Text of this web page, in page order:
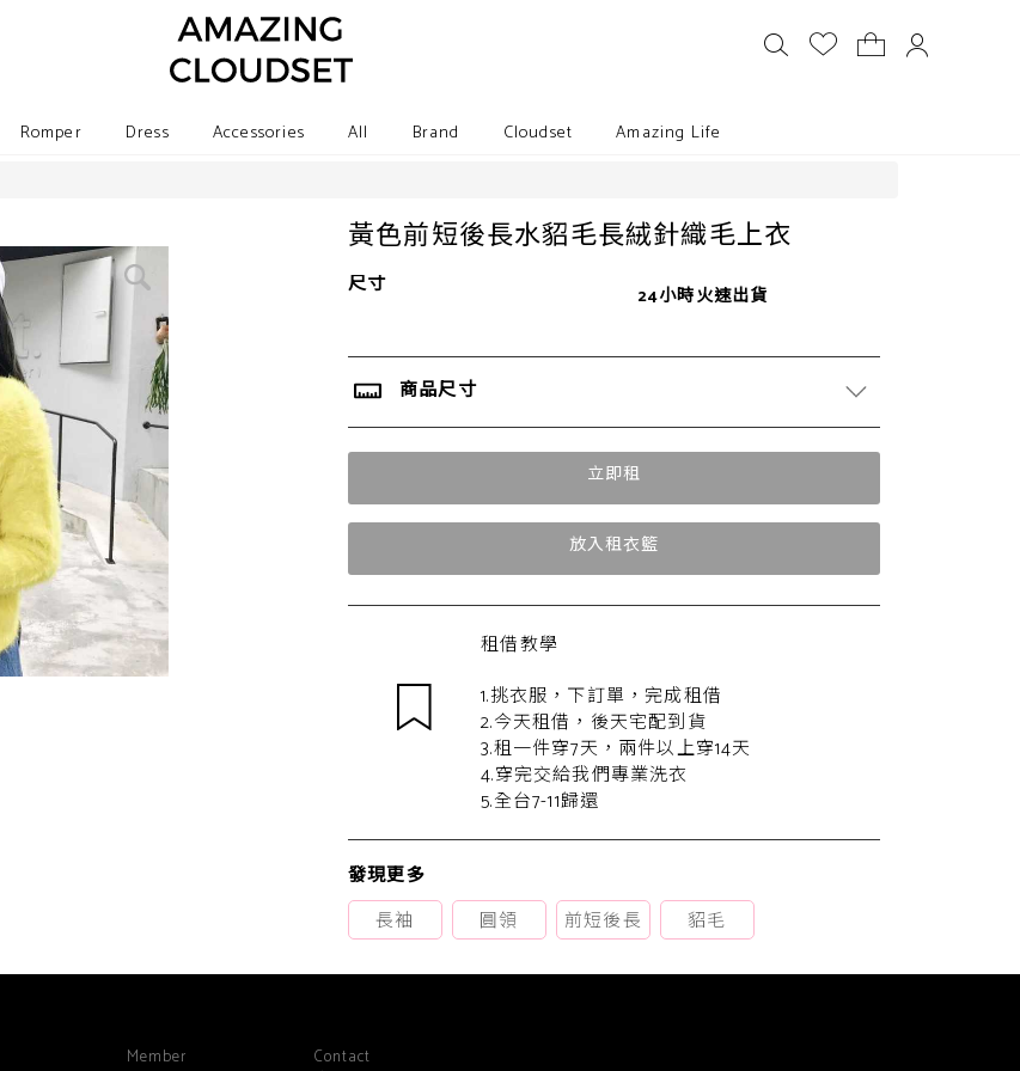
Romper Dress Accessories All Brand Cloudset Amazing Life
黃色前短後長水貂毛長絨針織毛上衣
尺寸 24小時火速出貨
商品尺寸
立即租
放入租衣籃
租借教學
1.挑衣服，下訂單，完成租借
2.今天租借，後天宅配到貨
3.租一件穿7天，兩件以上穿14天
4.穿完交給我們專業洗衣
5.全台7-11歸還
發現更多
長袖
圓領 前短後長 貂毛
Member Contact